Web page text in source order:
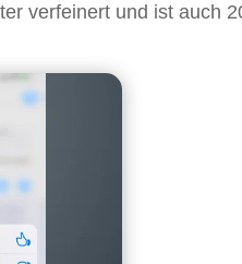
verfeinert und ist auch